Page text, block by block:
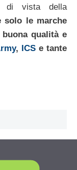
di vista della
solo le marche
qualità e
, ICS e tante